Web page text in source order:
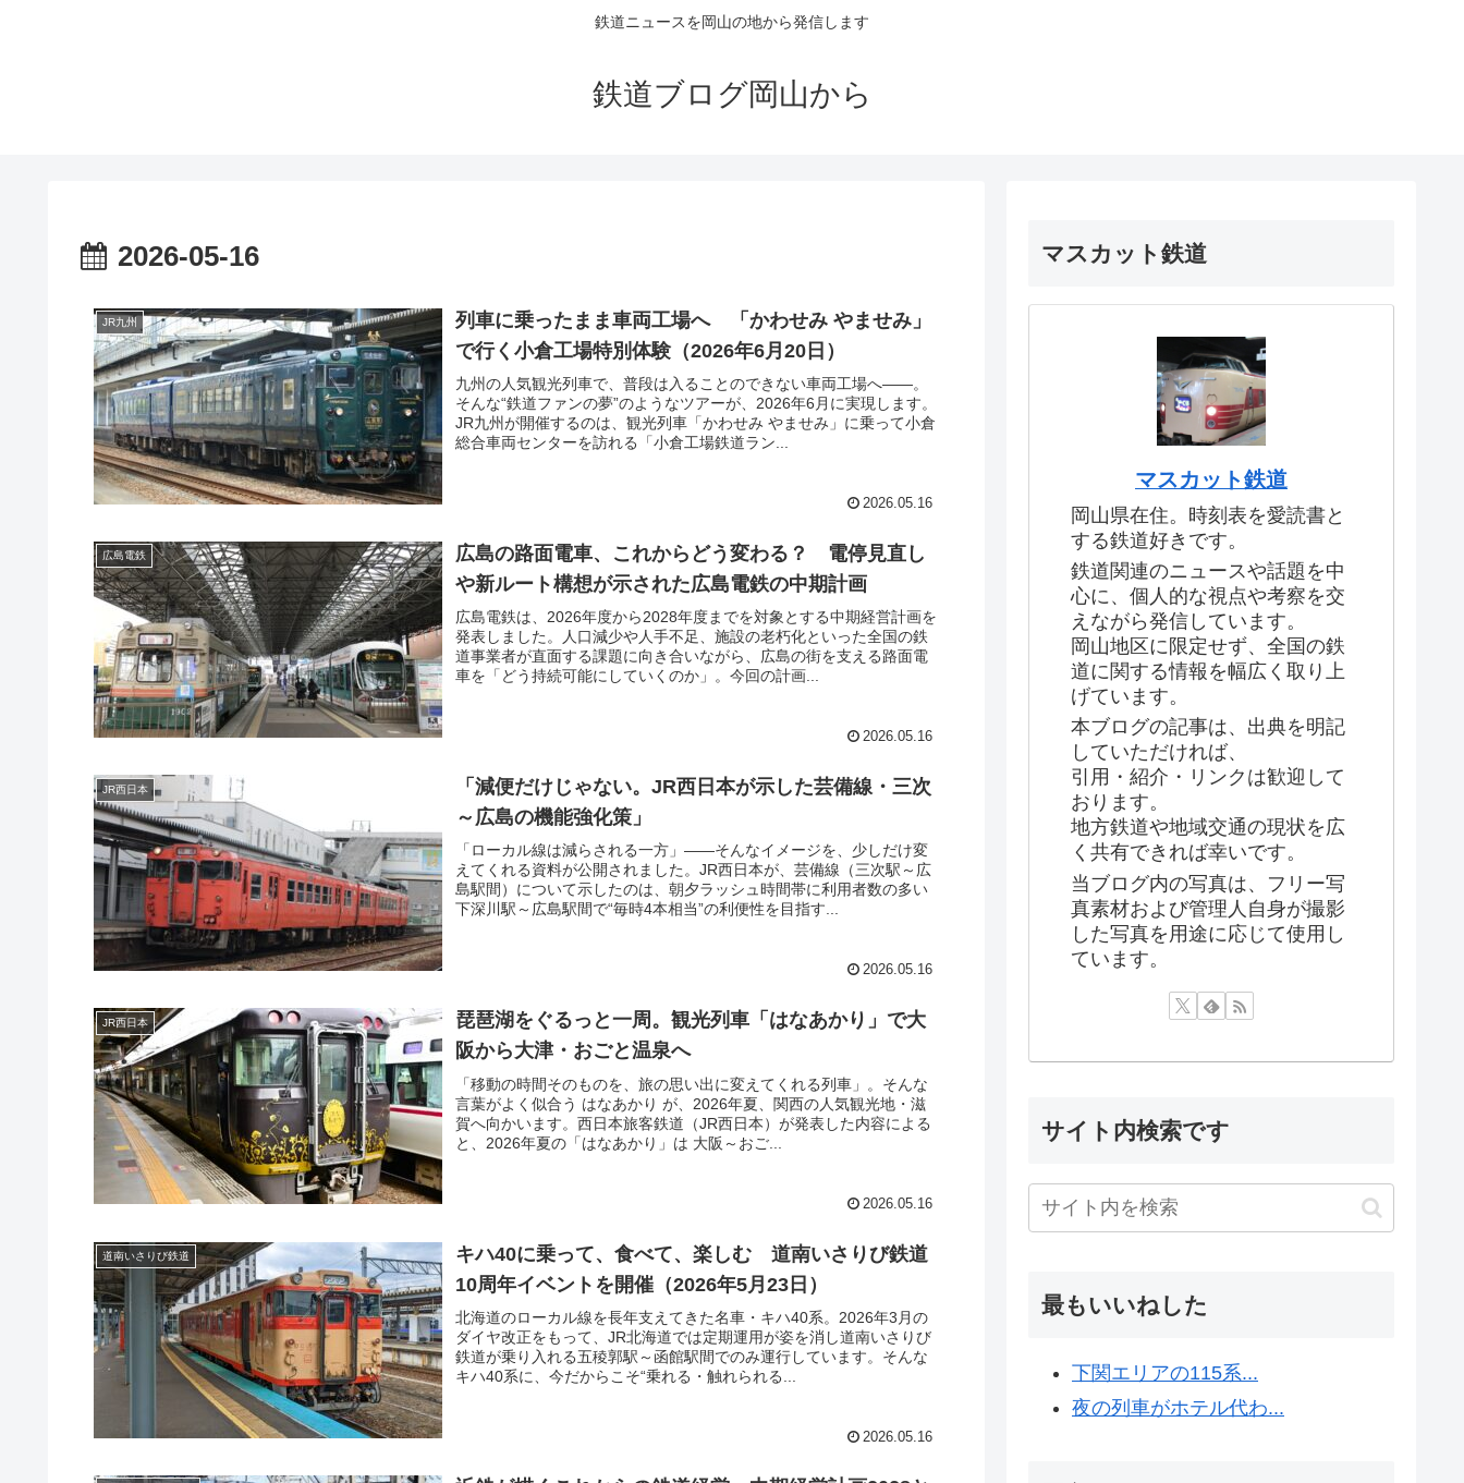
鉄道ニュースを岡山の地から発信します
鉄道ブログ岡山から
2026-05-16
JR九州
列車に乗ったまま車両工場へ 「かわせみ やませみ」
で行く小倉工場特別体験（2026年6月20日）
九州の人気観光列車で、普段は入ることのできない車両工場へ――。
そんな“鉄道ファンの夢”のようなツアーが、2026年6月に実現します。
JR九州が開催するのは、観光列車「かわせみ やませみ」に乗って小倉
総合車両センターを訪れる「小倉工場鉄道ラン...
2026.05.16
広島電鉄
広島の路面電車、これからどう変わる？ 電停見直し
や新ルート構想が示された広島電鉄の中期計画
広島電鉄は、2026年度から2028年度までを対象とする中期経営計画を
発表しました。人口減少や人手不足、施設の老朽化といった全国の鉄
道事業者が直面する課題に向き合いながら、広島の街を支える路面電
車を「どう持続可能にしていくのか」。今回の計画...
2026.05.16
JR西日本
「減便だけじゃない。JR西日本が示した芸備線・三次
～広島の機能強化策」
「ローカル線は減らされる一方」――そんなイメージを、少しだけ変
えてくれる資料が公開されました。JR西日本が、芸備線（三次駅～広
島駅間）について示したのは、朝夕ラッシュ時間帯に利用者数の多い
下深川駅～広島駅間で“毎時4本相当”の利便性を目指す...
2026.05.16
JR西日本
琵琶湖をぐるっと一周。観光列車「はなあかり」で大
阪から大津・おごと温泉へ
「移動の時間そのものを、旅の思い出に変えてくれる列車」。そんな
言葉がよく似合う はなあかり が、2026年夏、関西の人気観光地・滋
賀へ向かいます。西日本旅客鉄道（JR西日本）が発表した内容による
と、2026年夏の「はなあかり」は 大阪～おご...
2026.05.16
道南いさりび鉄道
キハ40に乗って、食べて、楽しむ 道南いさりび鉄道
10周年イベントを開催（2026年5月23日）
北海道のローカル線を長年支えてきた名車・キハ40系。2026年3月の
ダイヤ改正をもって、JR北海道では定期運用が姿を消し道南いさりび
鉄道が乗り入れる五稜郭駅～函館駅間でのみ運行しています。そんな
キハ40系に、今だからこそ“乗れる・触れられる...
2026.05.16
マスカット鉄道
マスカット鉄道
岡山県在住。時刻表を愛読書と
する鉄道好きです。
鉄道関連のニュースや話題を中
心に、個人的な視点や考察を交
えながら発信しています。
岡山地区に限定せず、全国の鉄
道に関する情報を幅広く取り上
げています。
本ブログの記事は、出典を明記
していただければ、
引用・紹介・リンクは歓迎して
おります。
地方鉄道や地域交通の現状を広
く共有できれば幸いです。
当ブログ内の写真は、フリー写
真素材および管理人自身が撮影
した写真を用途に応じて使用し
ています。
サイト内検索です
最もいいねした
下関エリアの115系...
夜の列車がホテル代わ...